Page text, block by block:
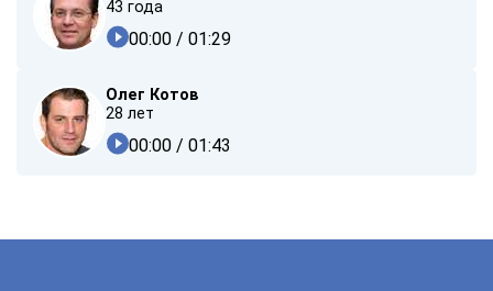
43 года
00:00 / 01:29
Олег Котов
28 лет
00:00 / 01:43